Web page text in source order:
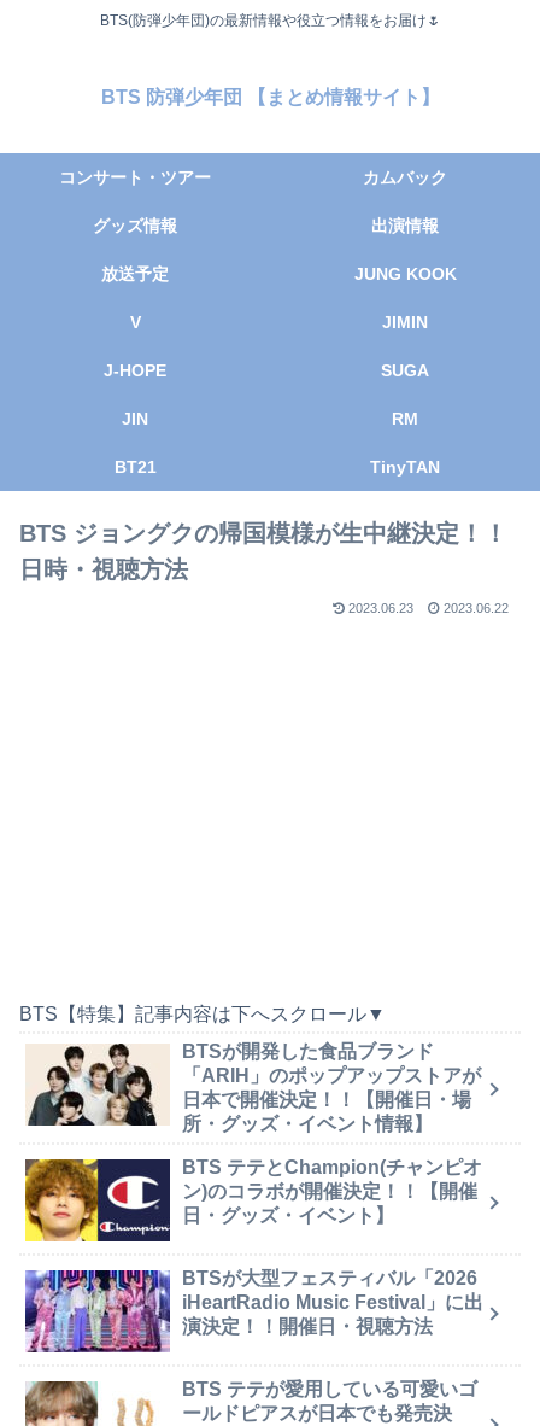
BTS(防弾少年団)の最新情報や役立つ情報をお届け🌷
BTS 防弾少年団 【まとめ情報サイト】
コンサート・ツアー カムバック
グッズ情報 出演情報
放送予定 JUNG KOOK
V JIMIN
J-HOPE SUGA
JIN RM
BT21 TinyTAN
BTS ジョングクの帰国模様が生中継決定！！
日時・視聴方法
2023.06.23 2023.06.22
BTS【特集】記事内容は下へスクロール▼
BTSが開発した食品ブランド
「ARIH」のポップアップストアが
日本で開催決定！！【開催日・場
所・グッズ・イベント情報】
BTS テテとChampion(チャンピオ
ン)のコラボが開催決定！！【開催
日・グッズ・イベント】
BTSが大型フェスティバル「2026
iHeartRadio Music Festival」に出
演決定！！開催日・視聴方法
BTS テテが愛用している可愛いゴ
ールドピアスが日本でも発売決